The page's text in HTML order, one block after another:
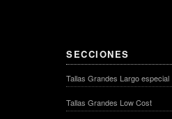
SECCIONES
Tallas Grandes Largo especial
Tallas Grandes Low Cost